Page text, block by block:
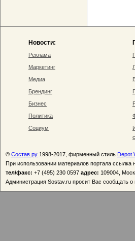
Новости:
Реклама
Маркетинг
Медиа
Брендинг
Бизнес
Политика
Социум
© Состав.ру 1998-2017, фирменный стиль Depot
При использовании материалов портала ссылка
тел/факс: +7 (495) 230 0597 адрес: 109004,
Администрация Sostav.ru просит Вас сообщать